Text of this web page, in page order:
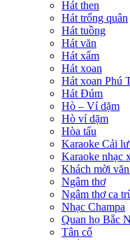
Hát then
Hát trống quân
Hát tuồng
Hát văn
Hát xẩm
Hát xoan
Hát xoan Phú
Hát Đúm
Hò – Ví dặm
Hò ví dặm
Hòa tấu
Karaoke Cải
Karaoke nhạc
Khách mời
Ngâm thơ
Ngâm thơ ca
Nhạc Champa
Quan họ Bắc
Tân cổ